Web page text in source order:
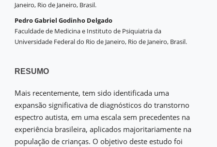
Janeiro, Rio de Janeiro, Brasil.
Pedro Gabriel Godinho Delgado
Faculdade de Medicina e Instituto de Psiquiatria da
Universidade Federal do Rio de Janeiro, Rio de Janeiro, Brasil.
RESUMO
Mais recentemente, tem sido identificada uma
expansão significativa de diagnósticos do transtorno
espectro autista, em uma escala sem precedentes na
experiência brasileira, aplicados majoritariamente na
população de crianças. O objetivo deste estudo foi